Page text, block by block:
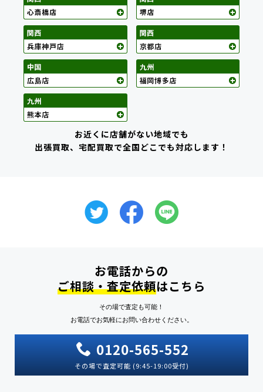
お近くに店舗がない地域でも
出張買取、宅配買取で全国どこでも対応します！
お電話からの
ご相談・査定依頼はこちら
その場で査定も可能！
お電話でお気軽にお問い合わせください。
0120-565-552
その場で査定可能 (9:45-19:00受付)